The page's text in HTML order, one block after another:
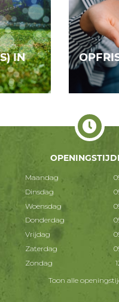
IN
Maandag
Dinsdag
Woensdag
Donderdag
Vrijdag
Zaterdag
Zondag
Toon alle